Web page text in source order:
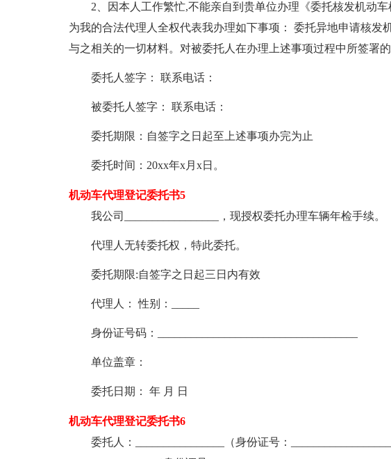
2、因本人工作繁忙,不能亲自到贵单位办理《委托核发机动
为我的合法代理人全权代表我办理如下事项： 委托异地申请核发
与之相关的一切材料。对被委托人在办理上述事项过程中所签署
委托人签字： 联系电话：
被委托人签字： 联系电话：
委托期限：自签字之日起至上述事项办完为止
委托时间：20xx年x月x日。
机动车代理登记委托书5
我公司_________________，现授权委托办理车辆年检手续。
代理人无转委托权，特此委托。
委托期限:自签字之日起三日内有效
代理人： 性别：_____
身份证号码：____________________________________
单位盖章：
委托日期： 年 月 日
机动车代理登记委托书6
委托人：________________（身份证号：